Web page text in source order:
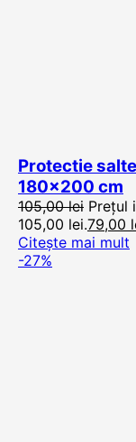
Protectie
180×200 cm
105,00lei Prețul
105,00 lei.79,00
Citește mai mult
-27%